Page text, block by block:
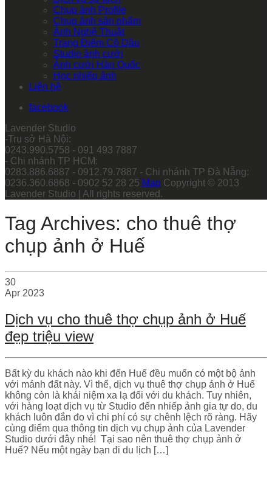
Chụp ảnh Profile
Chụp ảnh sản phẩm
Ảnh Nghệ Thuật
Trang Điểm Cô Dâu
Studio ảnh cưới
Ảnh cưới Hàn Quốc
Học nhiếp ảnh
Liên hệ
facebook
Lavender Studio
-Trụ sở Hà Nội:
0243.990.5758 - 091 493 7887
- Chi nhánh TP HCM:
0283.886.6887 - 0912.79.7887 - Chi nhánh TP Đà Nẵng:
0236.360.6868 - 0902 52 28 25 Map Copyright © 2013
Lavender Studio | All rights reserved.
Tag Archives: cho thuê thợ
chụp ảnh ở Huế
30
Apr 2023
Dịch vụ cho thuê thợ chụp ảnh ở Huế
đẹp triệu view
Bất kỳ du khách nào khi đến Huế đều muốn có một bộ ảnh
với mảnh đất này. Vì thế, dịch vụ thuê thợ chụp ảnh ở Huế
không còn là khái niệm xa lạ đối với du khách. Tuy nhiên,
với hàng loạt dịch vụ từ Studio đến nhiếp ảnh gia tự do, du
khách luôn đắn đo vì chi phí có sự chênh lệch rõ ràng. Hãy
cùng điểm qua thông tin dịch vụ chụp ảnh của Lavender
Studio dưới đây nhé! Tại sao nên thuê thợ chụp ảnh ở
Huế? Nếu một ngày bạn đi du lịch […]